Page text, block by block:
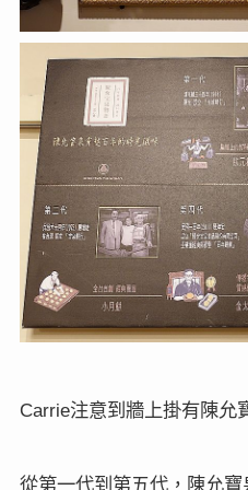
Carrie注意到牆上掛有陳允
從第一代到第五代，陳允